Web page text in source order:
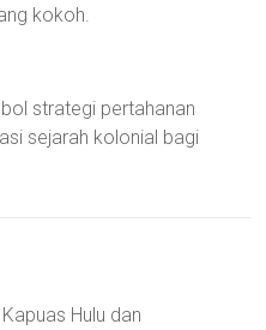
kokoh.
strategi pertahanan
sejarah kolonial bagi
Hulu dan